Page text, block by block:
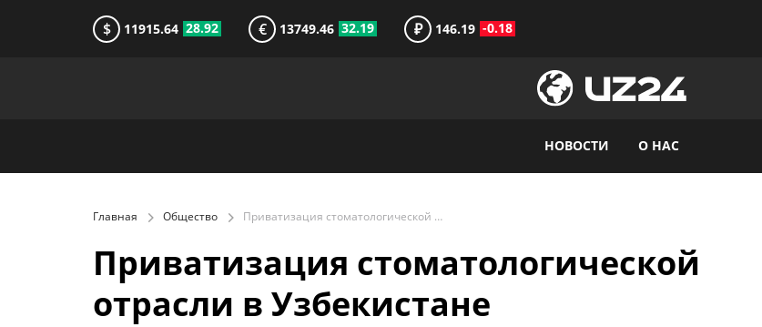
$ 11915.64 28.92 € 13749.46 32.19 ₽ 146.19 -0.18
НОВОСТИ О НАС
Главная Общество Приватизация стоматологической отрасли в Узбекистане
Приватизация стоматологической
отрасли в Узбекистане